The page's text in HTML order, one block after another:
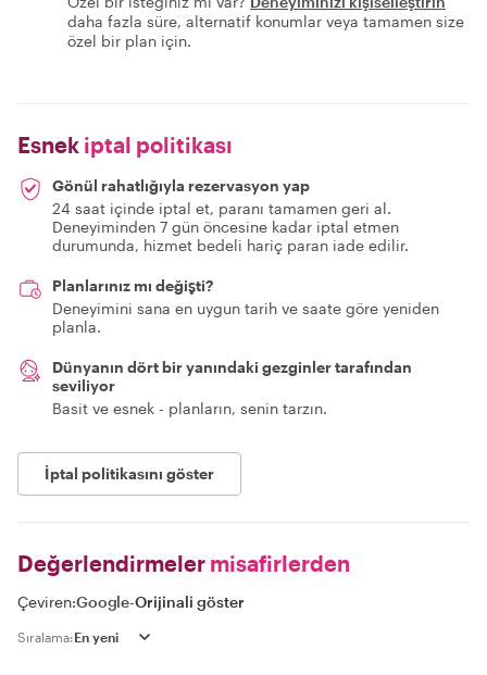
daha fazla süre, alternatif konumlar veya tamamen size
özel bir plan için.
Esnek iptal politikası
Gönül rahatlığıyla rezervasyon yap
24 saat içinde iptal et, paranı tamamen geri al.
Deneyiminden 7 gün öncesine kadar iptal etmen
durumunda, hizmet bedeli hariç paran iade edilir.
Planlarınız mı değişti?
Deneyimini sana en uygun tarih ve saate göre yeniden
planla.
Dünyanın dört bir yanındaki gezginler tarafından
seviliyor
Basit ve esnek - planların, senin tarzın.
İptal politikasını göster
Değerlendirmeler misafirlerden
Çeviren:Google-Orijinali göster
Sıralama: